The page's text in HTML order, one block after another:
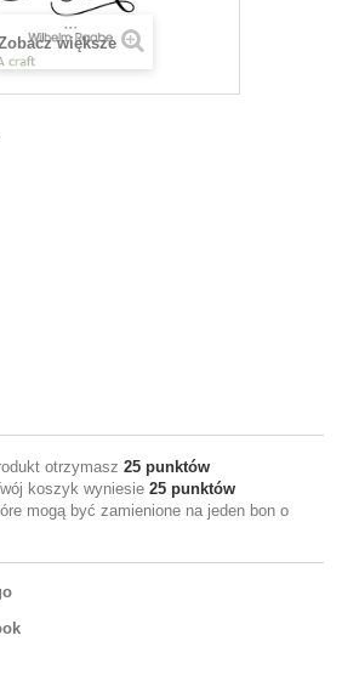
większe
otrzymasz 25 punktów
koszyk wyniesie 25 punktów
mogą być zamienione na jeden bon o